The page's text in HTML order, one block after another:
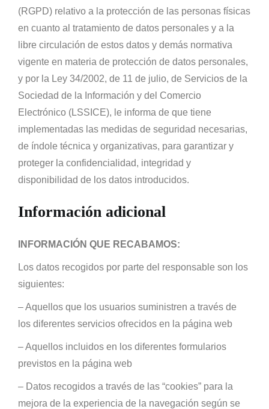
(RGPD) relativo a la protección de las personas físicas
en cuanto al tratamiento de datos personales y a la
libre circulación de estos datos y demás normativa
vigente en materia de protección de datos personales,
y por la Ley 34/2002, de 11 de julio, de Servicios de la
Sociedad de la Información y del Comercio
Electrónico (LSSICE), le informa de que tiene
implementadas las medidas de seguridad necesarias,
de índole técnica y organizativas, para garantizar y
proteger la confidencialidad, integridad y
disponibilidad de los datos introducidos.
Información adicional
INFORMACIÓN QUE RECABAMOS:
Los datos recogidos por parte del responsable son los
siguientes:
– Aquellos que los usuarios suministren a través de
los diferentes servicios ofrecidos en la página web
– Aquellos incluidos en los diferentes formularios
previstos en la página web
– Datos recogidos a través de las “cookies” para la
mejora de la experiencia de la navegación según se